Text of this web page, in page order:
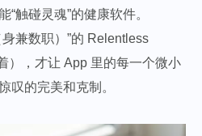
触碰灵魂”的健康软件。
兼数职）”的 Relentless
），才让 App 里的每一个微小
叹的完美和克制。